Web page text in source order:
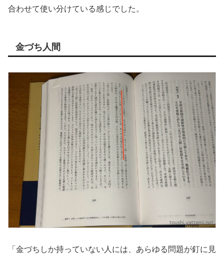
合わせて使い分けている感じでした。
金づち人間
「金づちしか持っていない人には、あらゆる問題が釘に見